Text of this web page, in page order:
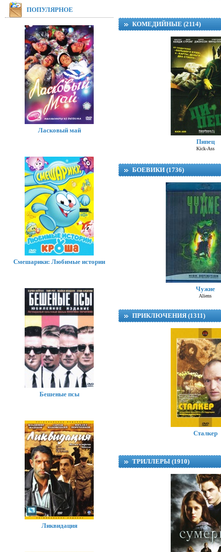
КОМЕДИЙНЫЕ (2114)
Пипец
Kick-Ass
БОЕВИКИ (1736)
Чужие
Aliens
ПРИКЛЮЧЕНИЯ (1311)
Сталкер
ТРИЛЛЕРЫ (1910)
ПОПУЛЯРНОЕ
Ласковый май
Смешарики: Любимые истории
Бешеные псы
Ликвидация